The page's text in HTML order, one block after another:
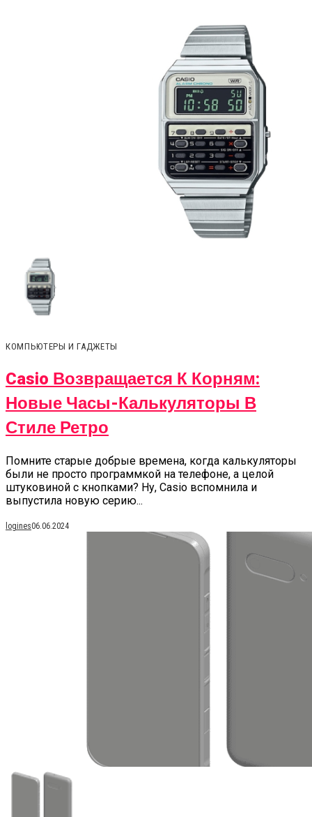
КОМПЬЮТЕРЫ И ГАДЖЕТЫ
Casio Возвращается К Корням:
Новые Часы-Калькуляторы В
Стиле Ретро
Помните старые добрые времена, когда калькуляторы
были не просто программкой на телефоне, а целой
штуковиной с кнопками? Ну, Casio вспомнила и
выпустила новую серию...
logines06.06.2024